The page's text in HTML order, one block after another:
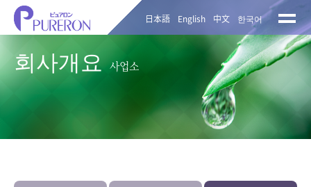
日本語 English 中文 한국어
회사개요 사업소